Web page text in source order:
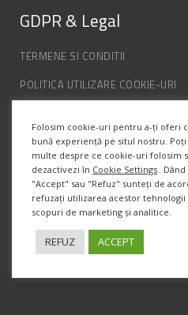
GDPR & Legal
TERMENE SI CONDITII
POLITICA UTILIZARE COOKIE-URI
ANPC
Info Contact
Str. Semenic, Nr.1, Ap.5, Timisoara.
Telefon:(+4) 0747 066 701
Folosim cookie-uri pentru a-ți oferi
bună experiență pe situl nostru. Poți
multe despre ce cookie-uri folosim
dezactivezi în Cookie Settings .
"Accept" sau "Refuz" sunteți de
refuzați utilizarea acestor tehnologii
scopuri de marketing și analitice.
REFUZ ACCEPT